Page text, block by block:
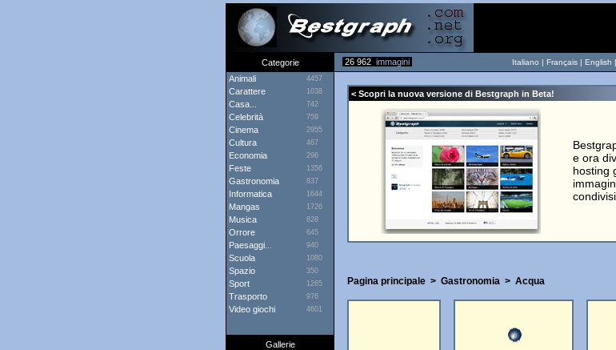
Categorie 26 962 immagini Italiano | Français | English |
Animali
4457
Carattere 1038
Casa... 742
Celebrità 759
Cinema 2955
Cultura 467
Economia 296
Feste 1356
Gastronomia 837
Informatica 1644
Mangas 1726
Musica 828
Orrore 645
Paesaggi... 940
Scuola 1080
Spazio 350
Sport 1265
Trasporto 976
Video giochi 4601
Gallerie
< Scopri la nuova versione di Bestgraph in Beta!
e ora
hosting
Pagina principale > Gastronomia > Acqua